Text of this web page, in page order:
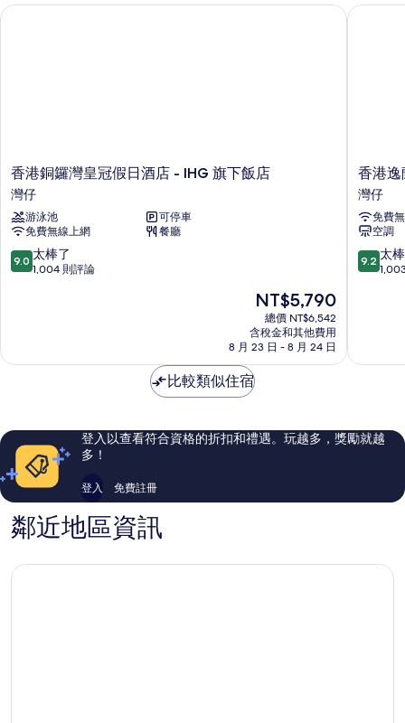
市
片
單
香
港
銅
鑼
灣
皇
冠
IHG
店
灣
香港銅鑼灣皇冠假日酒店 - IHG 旗下飯店
灣仔
游泳池
可停車
免費無線上網
餐廳
9.0
分，
棒
評
論
9.0 太棒了
1,004 則評論
現
在
價
格
為
NT$5,790
NT$5,790
總價 NT$6,542
含稅金和其他費用
8 月 23 日 - 8 月 24 日
香港銅鑼灣皇冠假日酒店 - IHG 旗下飯店
香
港
逸
蘭
銅
鑼
灣
香港逸
灣仔
免費
空調
9.2
分，
棒
評
論
9.2 太
香港逸
比較類似住宿
登入以查看符合資格的折扣和禮遇。玩越多，獎勵就越
多！
登入 免費註冊
鄰近地區資訊